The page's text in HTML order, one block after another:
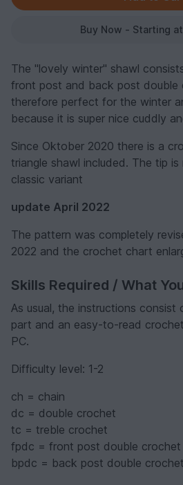
Buy Now - Starting
The "lovely winter" shawl
front post and back post double
therefore perfect for the winter
because it is super nice cuddly
Since Oktober 2020 there is a
triangle shawl included. The tip
classic variant
update April 2022
The pattern was completely
2022 and the crochet chart
Skills Required / What
As usual, the instructions
part and an easy-to-read
PC.
Difficulty level: 1-2
ch = chain
dc = double crochet
tc = treble crochet
fpdc = front post double crochet
bpdc = back post double crochet